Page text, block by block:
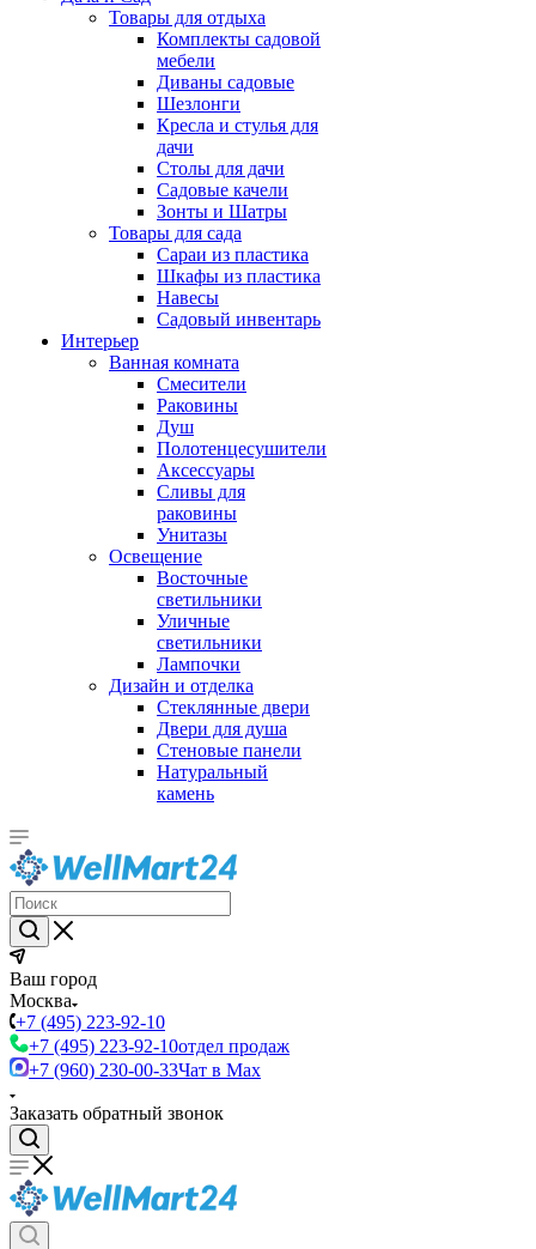
Товары для отдыха
Комплекты садовой
мебели
Диваны садовые
Шезлонги
Кресла и стулья для
дачи
Столы для дачи
Садовые качели
Зонты и Шатры
Товары для сада
Сараи из пластика
Шкафы из пластика
Навесы
Садовый инвентарь
Интерьер
Ванная комната
Смесители
Раковины
Душ
Полотенцесушители
Аксессуары
Сливы для
раковины
Унитазы
Освещение
Восточные
светильники
Уличные
светильники
Лампочки
Дизайн и отделка
Стеклянные двери
Двери для душа
Стеновые панели
Натуральный
камень
Ваш город
Москва
+7 (495) 223-92-10
+7 (495) 223-92-10отдел продаж
+7 (960) 230-00-33Чат в Max
Заказать обратный звонок